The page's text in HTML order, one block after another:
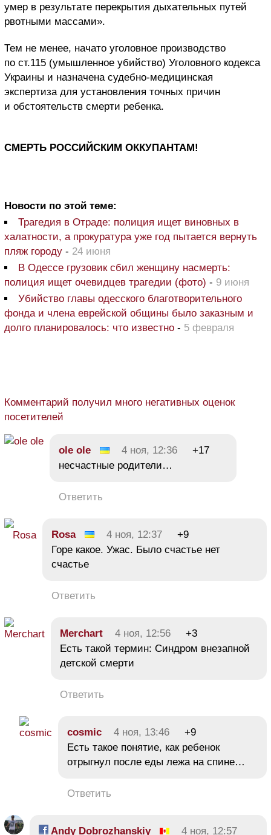
умер в результате перекрытия дыхательных путей
рвотными массами».
Тем не менее, начато уголовное производство
по ст.115 (умышленное убийство) Уголовного кодекса
Украины и назначена судебно-медицинская
экспертиза для установления точных причин
и обстоятельств смерти ребенка.
СМЕРТЬ РОССИЙСКИМ ОККУПАНТАМ!
Новости по этой теме:
Трагедия в Отраде: полиция ищет виновных в
халатности, а прокуратура уже год пытается вернуть
пляж городу - 24 июня
В Одессе грузовик сбил женщину насмерть:
полиция ищет очевидцев трагедии (фото) - 9 июня
Убийство главы одесского благотворительного
фонда и члена еврейской общины было заказным и
долго планировалось: что известно - 5 февраля
Комментарий получил много негативных оценок
посетителей
ole ole 4 ноя, 12:36
+17
несчастные родители…
Ответить
Rosa 4 ноя, 12:37
+9
Горе какое. Ужас. Было счастье нет
счастье
Ответить
Merchart 4 ноя, 12:56
+3
Есть такой термин: Синдром внезапной
детской смерти
Ответить
cosmic 4 ноя, 13:46
+9
Есть такое понятие, как ребенок
отрыгнул после еды лежа на спине…
Ответить
Andy Dobrozhanskiy 4 ноя, 12:57